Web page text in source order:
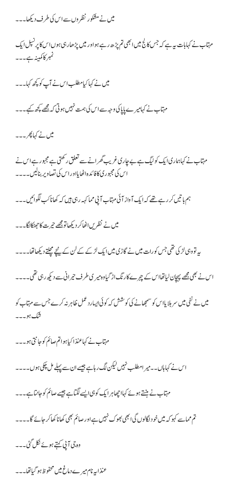
میں نے مشکور نظروں سے اس کی طرف دیکھا۔۔۔
مہتاب نے کہا بات یہ ہے کہ جس کالج میں ابھی تم پڑھ رہے ہو اور میں پڑھا رہی ہوں اس کا پرنسپل ایک
نمبر کا کمینہ ہے۔۔۔
میں نے کہا کیا مطلب اس نے آپ کو کچھ کہا۔۔۔
مہتاب نے کہا میرے پاپا کی وجہ سے اس کی ہمت نہیں ہوتی کہ مجھے کچھ کہے ۔۔۔
میں نے کہا پھر۔۔۔
مہتاب نے کہا ہماری ایک کولیگ ہے بے چاری غریب گھرانے سے تعلق رکھتی ہے مجبور ہے اس نے
اس کی مجبوری کا فائدہ اٹھایا اور اس کی تصاویر بنا لیں۔۔۔۔
ہم باتیں کر رہے تھے کہ ایک آواز آئی مہتاب آپی مما کہہ رہی ہیں کہ کھانا کب لگوائیں۔۔۔
میں نے نظریں اٹھا کر دیکھا تو مجھے حیرت کا جھٹکا لگا۔۔۔
یہ تو وہی لڑکی تھی جس کو رات میں نے گاڑی میں ایک لڑکے کے لن کے نیچے مچلتے دیکھا تھا۔۔۔۔
اس نے بھی مجھے پہچان لیا تھا اس کے چہرے کا رنگ اڑ گیا وہ میری طرف حیرانی سے دیکھ رہی تھی۔۔۔۔
میں نے نفی میں سر ہلایا اس کو سمجھانے کی کوشش کہ کوئی ایسا ردعمل ظاہر نہ کرے جس سے مہتاب کو
شک ہو۔۔۔
مہتاب نے کہا عنذا کیا ہوا تم صائم کو جانتی ہو۔۔۔
اس نے کہا ہاں ۔۔ میرا مطلب نہیں لیکن لگ رہا ہے جیسے ان سے پہلے مل چکی ہوں۔۔۔۔
مہتاب نے ہنستے ہوئے کہا اچھا ہر ایک کو ہی ایسے لگتا ہے جیسے صائم کو جانتا ہے ۔۔۔
تم مما سے کہو کہ میں خود لگا لوں گی ابھی بھوک نہیں ہے اور صائم بھی کھانا کھا کر جائے گا۔۔۔۔
وہ جی آپی کہتے ہوئے نکل گئی۔۔۔
عنذا یہ نام میرے دماغ میں محفوظ ہو گیا تھا ۔۔۔